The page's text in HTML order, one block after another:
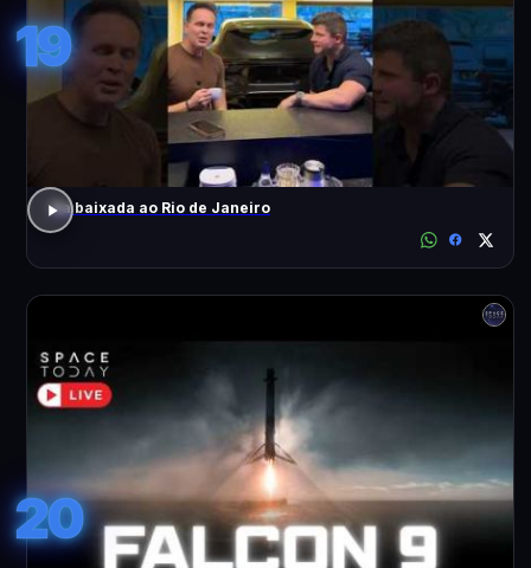
19
Da baixada ao Rio de Janeiro
20